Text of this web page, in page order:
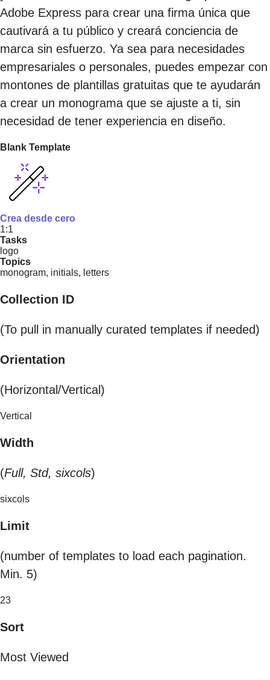
Adobe Express para crear una firma única que
cautivará a tu público y creará conciencia de
marca sin esfuerzo. Ya sea para necesidades
empresariales o personales, puedes empezar con
montones de plantillas gratuitas que te ayudarán
a crear un monograma que se ajuste a ti, sin
necesidad de tener experiencia en diseño.
Blank Template
Crea desde cero
1:1
Tasks
logo
Topics
monogram, initials, letters
Collection ID
(To pull in manually curated templates if needed)
Orientation
(Horizontal/Vertical)
Vertical
Width
(Full, Std, sixcols)
sixcols
Limit
(number of templates to load each pagination.
Min. 5)
23
Sort
Most Viewed